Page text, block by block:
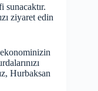
ziyaret edin
Hurbaksan